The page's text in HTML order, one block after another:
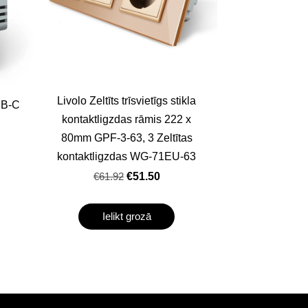
C
Livolo Zeltīts trīsvietīgs stikla
kontaktligzdas rāmis 222 x
80mm GPF-3-63, 3 Zeltītas
kontaktligzdas WG-71EU-63
€61.92 €51.50
Ielikt grozā